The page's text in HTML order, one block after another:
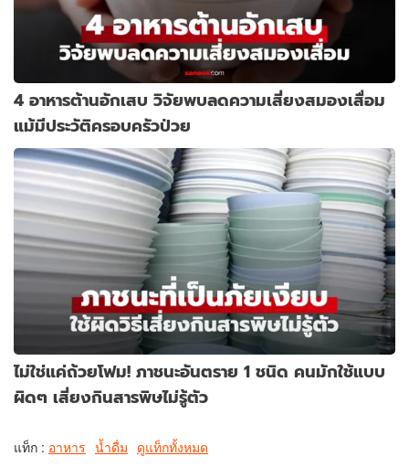
4 อาหารต้านอักเสบ วิจัยพบลดความเสี่ยงสมองเสื่อม
แม้มีประวัติครอบครัวป่วย
ไม่ใช่แค่ถ้วยโฟม! ภาชนะอันตราย 1 ชนิด คนมักใช้แบบ
ผิดๆ เสี่ยงกินสารพิษไม่รู้ตัว
แท็ก : อาหาร น้ำดื่ม ดูแท็กทั้งหมด